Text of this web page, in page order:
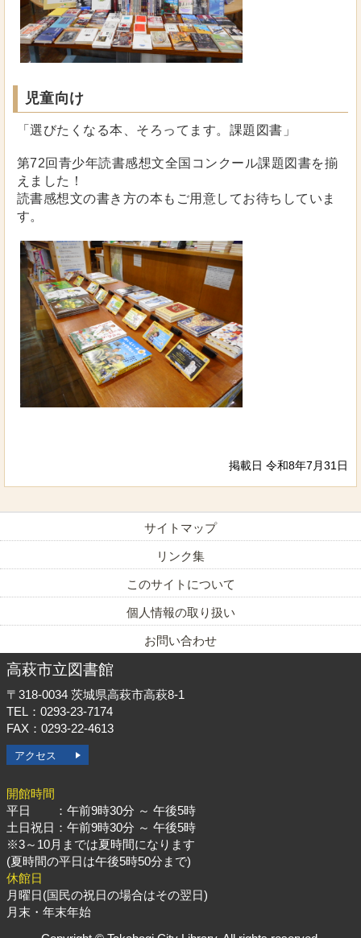
児童向け
「選びたくなる本、そろってます。課題図書」
第72回青少年読書感想文全国コンクール課題図書を揃
えました！
読書感想文の書き方の本もご用意してお待ちしていま
す。
掲載日 令和8年7月31日
サイトマップ
リンク集
このサイトについて
個人情報の取り扱い
お問い合わせ
高萩市立図書館
〒318-0034 茨城県高萩市高萩8-1
TEL：0293-23-7174
FAX：0293-22-4613
アクセス
開館時間
平日 ：午前9時30分 ～ 午後5時
土日祝日：午前9時30分 ～ 午後5時
※3～10月までは夏時間になります
(夏時間の平日は午後5時50分まで)
休館日
月曜日(国民の祝日の場合はその翌日)
月末・年末年始